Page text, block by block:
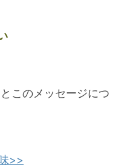
このメッセージにつ
>>